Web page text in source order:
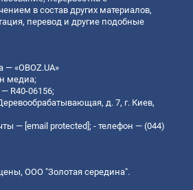
в состав других материалов,
перевод и другие подобные
«OBOZ.UA»
медиа;
R40-06156;
д. 7, г. Киев,
— [email protected]; - телефон — (044)
ООО "Золотая середина".